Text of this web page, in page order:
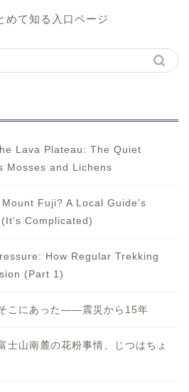
めて知る入口ページ
Lava Plateau: The Quiet
Mosses and Lichens
Fuji? A Local Guide’s
Complicated)
How Regular Trekking
(Part 1)
こにあった——震災から15年
士山南麓の花粉事情、じつはちょ